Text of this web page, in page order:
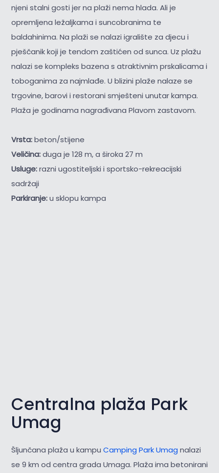
njeni stalni gosti jer na plaži nema hlada. Ali je
opremljena ležaljkama i suncobranima te
baldahinima. Na plaži se nalazi igralište za djecu i
pješčanik koji je tendom zaštićen od sunca. Uz plažu
nalazi se kompleks bazena s atraktivnim prskalicama i
toboganima za najmlađe. U blizini plaže nalaze se
trgovine, barovi i restorani smješteni unutar kampa.
Plaža je godinama nagrađivana Plavom zastavom.
Vrsta:beton/stijene
Veličina:duga je 128 m, a široka 27 m
Usluge:razni ugostiteljski i sportsko-rekreacijski
sadržaji
Parkiranje:u sklopu kampa
Centralna plaža Park
Umag
Šljunčana plaža u kampu Camping Park Umag nalazi
se 9 km od centra grada Umaga. Plaža ima betonirani